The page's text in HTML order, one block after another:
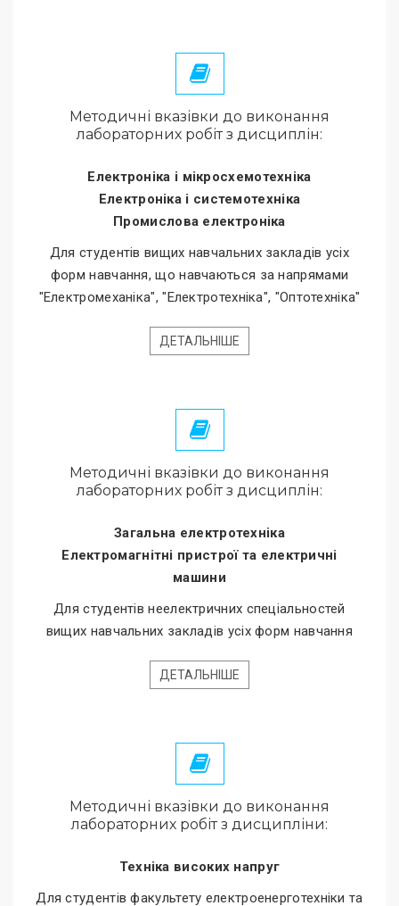
Методичні вказівки до виконання
лабораторних робіт з дисциплін:
Електроніка і мікросхемотехніка
Електроніка і системотехніка
Промислова електроніка
Для студентів вищих навчальних закладів усіх
форм навчання, що навчаються за напрямами
"Електромеханіка", "Електротехніка", "Оптотехніка"
ДЕТАЛЬНІШЕ
Методичні вказівки до виконання
лабораторних робіт з дисциплін:
Загальна електротехніка
Електромагнітні пристрої та електричні
машини
Для студентів неелектричних спеціальностей
вищих навчальних закладів усіх форм навчання
ДЕТАЛЬНІШЕ
Методичні вказівки до виконання
лабораторних робіт з дисципліни:
Техніка високих напруг
Для студентів факультету електроенерготехніки та